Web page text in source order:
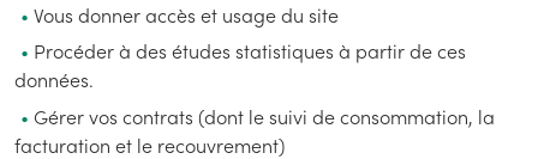
Vous donner accès et usage du site
Procéder à des études statistiques à partir de ces
données.
Gérer vos contrats (dont le suivi de consommation, la
facturation et le recouvrement)